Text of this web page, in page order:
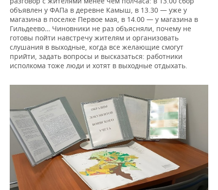
объявлен у ФАПа в деревне Камыш, в 13.30 — уже у
магазина в поселке Первое мая, в 14.00 — у магазина в
Гильдеево… Чиновники не раз объясняли, почему не
готовы пойти навстречу жителям и организовать
слушания в выходные, когда все желающие смогут
прийти, задать вопросы и высказаться: работники
исполкома тоже люди и хотят в выходные отдыхать.